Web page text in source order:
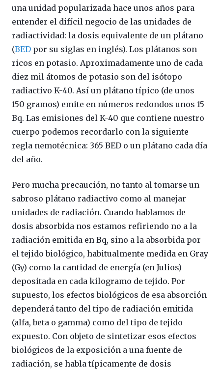
una unidad popularizada hace unos años para
entender el difícil negocio de las unidades de
radiactividad: la dosis equivalente de un plátano
(BED por su siglas en inglés). Los plátanos son
ricos en potasio. Aproximadamente uno de cada
diez mil átomos de potasio son del isótopo
radiactivo K-40. Así un plátano típico (de unos
150 gramos) emite en números redondos unos 15
Bq. Las emisiones del K-40 que contiene nuestro
cuerpo podemos recordarlo con la siguiente
regla nemotécnica: 365 BED o un plátano cada día
del año.
Pero mucha precaución, no tanto al tomarse un
sabroso plátano radiactivo como al manejar
unidades de radiación. Cuando hablamos de
dosis absorbida nos estamos refiriendo no a la
radiación emitida en Bq, sino a la absorbida por
el tejido biológico, habitualmente medida en Gray
(Gy) como la cantidad de energía (en Julios)
depositada en cada kilogramo de tejido. Por
supuesto, los efectos biológicos de esa absorción
dependerá tanto del tipo de radiación emitida
(alfa, beta o gamma) como del tipo de tejido
expuesto. Con objeto de sintetizar esos efectos
biológicos de la exposición a una fuente de
radiación, se habla típicamente de dosis